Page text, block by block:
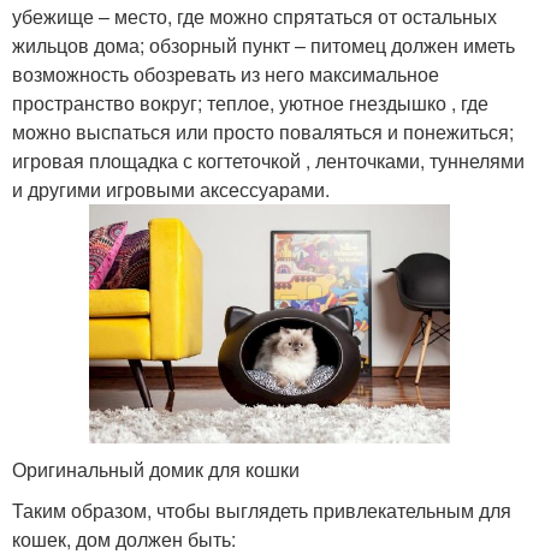
убежище – место, где можно спрятаться от остальных
жильцов дома; обзорный пункт – питомец должен иметь
возможность обозревать из него максимальное
пространство вокруг; теплое, уютное гнездышко , где
можно выспаться или просто поваляться и понежиться;
игровая площадка с когтеточкой , ленточками, туннелями
и другими игровыми аксессуарами.
Оригинальный домик для кошки
Таким образом, чтобы выглядеть привлекательным для
кошек, дом должен быть: